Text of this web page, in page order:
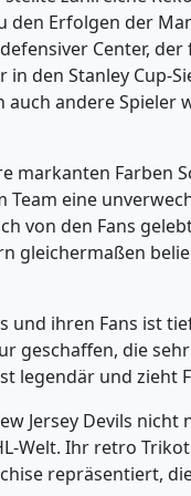
Erfolgen der
Center,
in den Stanley
andere
markanten
Team eine
von den Fans
gleichermaßen
und ihren Fans ist
geschaffen, die
legendär und zieht
Jersey Devils
Welt. Ihr retro
repräsentiert,